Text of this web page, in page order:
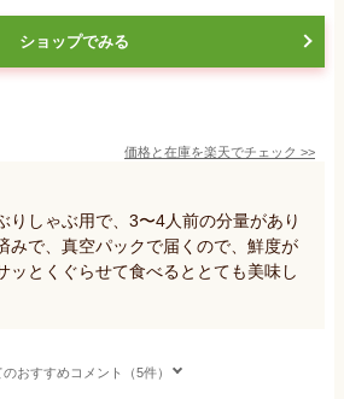
ショップでみる
価格と在庫を楽天でチェック >>
りしゃぶ用で、3〜4人前の分量があり
みで、真空パックで届くので、鮮度が
ッとくぐらせて食べるととても美味し
のおすすめコメント（5件）